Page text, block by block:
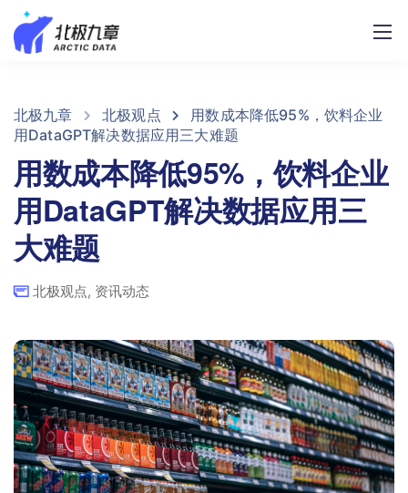
北极九章 北极观点
用数成本降低95%，饮料企业
用DataGPT解决数据应用三大难题
用数成本降低95%，饮料企业
用DataGPT解决数据应用三
大难题
北极观点, 资讯动态